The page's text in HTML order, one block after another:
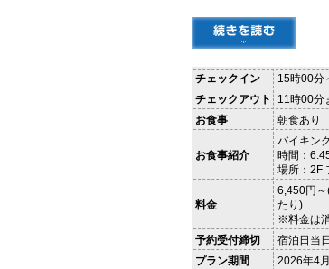
チェックイン
15時00分
チェックアウト
11時00分
お食事
朝食あり
お食事紹介
バイキン
時間：
場所：2F
料金
6,450円
たり)
※料金は
予約受付締切
宿泊日当
プラン期間
2026年4